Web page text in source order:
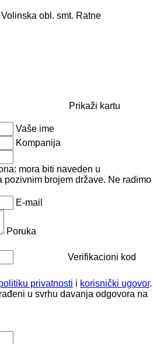
obl. smt. Ratne
Prikaži kartu
Vaše ime
Kompanija
mora biti naveden u
pozivnim brojem države. Ne radimo
E-mail
Poruka
Verifikacioni kod
privatnosti i korisnički ugovor.
u svrhu davanja odgovora na